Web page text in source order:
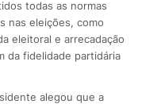
todas as normas
nas eleições, como
eleitoral e arrecadação
da fidelidade partidária
alegou que a